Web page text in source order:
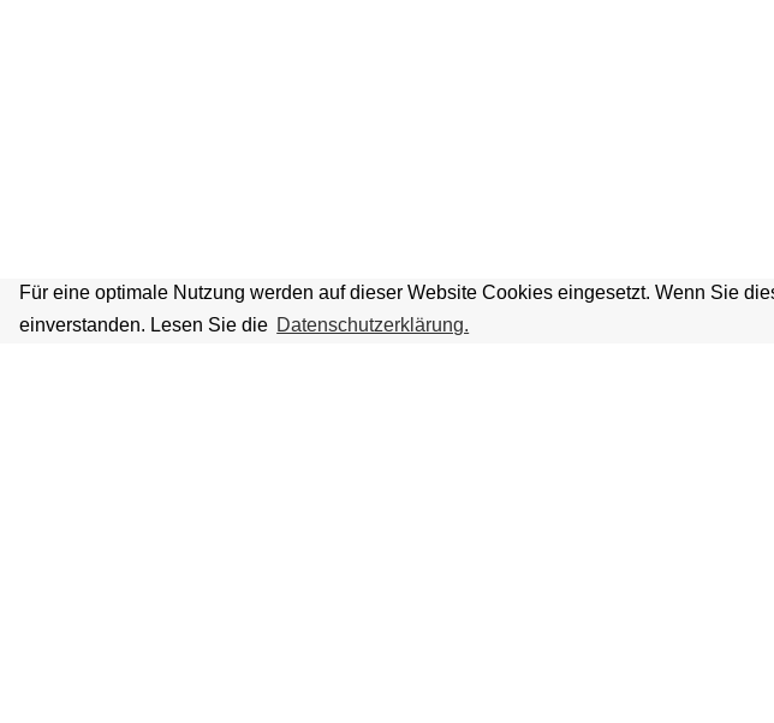
Für eine optimale Nutzung werden auf dieser Website Cookies eingesetzt. Wenn Sie
einverstanden. Lesen Sie die Datenschutzerklärung.